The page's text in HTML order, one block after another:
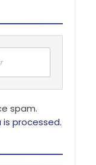
spam.
processed.